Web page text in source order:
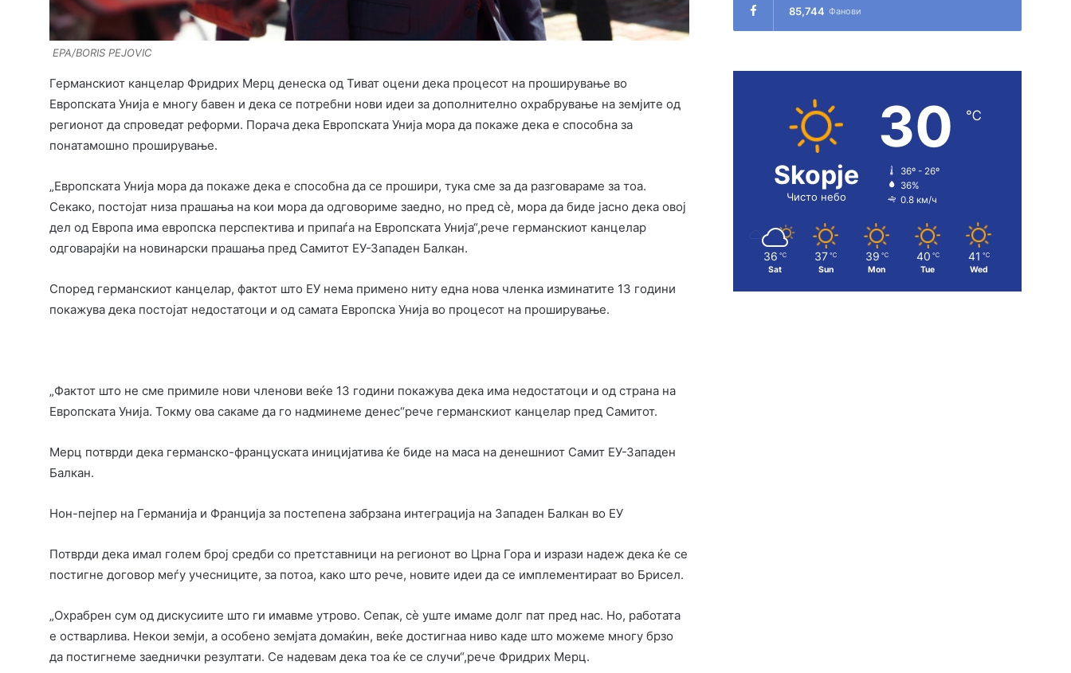
EPA/BORIS PEJOVIC
Германскиот канцелар Фридрих Мерц денеска од Тиват оцени дека процесот на проширување во
Европската Унија е многу бавен и дека се потребни нови идеи за дополнително охрабрување на земјите од
регионот да спроведат реформи. Порача дека Европската Унија мора да покаже дека е способна за
понатамошно проширување.
„Европската Унија мора да покаже дека е способна да се прошири, тука сме за да разговараме за тоа.
Секако, постојат низа прашања на кои мора да одговориме заедно, но пред сè, мора да биде јасно дека овој
дел од Европа има европска перспектива и припаѓа на Европската Унија“,рече германскиот канцелар
одговарајќи на новинарски прашања пред Самитот ЕУ-Западен Балкан.
Според германскиот канцелар, фактот што ЕУ нема примено ниту една нова членка изминатите 13 години
покажува дека постојат недостатоци и од самата Европска Унија во процесот на проширување.
„Фактот што не сме примиле нови членови веќе 13 години покажува дека има недостатоци и од страна на
Европската Унија. Токму ова сакаме да го надминеме денес“рече германскиот канцелар пред Самитот.
Мерц потврди дека германско-француската иницијатива ќе биде на маса на денешниот Самит ЕУ-Западен
Балкан.
Нон-пејпер на Германија и Франција за постепена забрзана интеграција на Западен Балкан во ЕУ
Потврди дека имал голем број средби со претставници на регионот во Црна Гора и изрази надеж дека ќе се
постигне договор меѓу учесниците, за потоа, како што рече, новите идеи да се имплементираат во Брисел.
„Охрабрен сум од дискусиите што ги имавме утрово. Сепак, сè уште имаме долг пат пред нас. Но, работата
е остварлива. Некои земји, а особено земјата домаќин, веќе достигнаа ниво каде што можеме многу брзо
да постигнеме заеднички резултати. Се надевам дека тоа ќе се случи“,рече Фридрих Мерц.
85,744 Фанови
Skopje
Чисто небо
30 ℃
36º - 26º
36%
0.8 км/ч
36 ℃
Sat
37 ℃
Sun
39 ℃
Mon
40 ℃
Tue
41 ℃
Wed